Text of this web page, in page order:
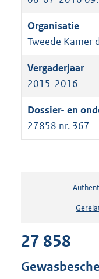
Tweede Kamer
2015-2016
27858 nr. 367
27 858